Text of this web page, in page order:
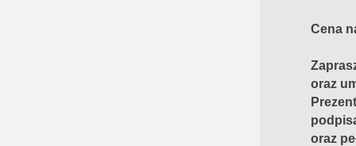
Cena
oraz
oraz